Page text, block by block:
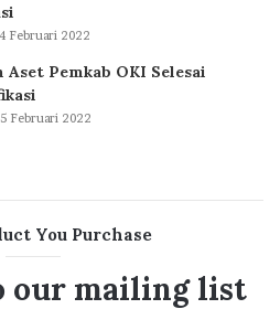
Februari 2022
Aset Pemkab OKI Selesai
Februari 2022
You Purchase
our mailing list